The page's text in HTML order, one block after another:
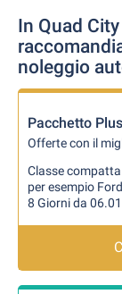
In Quad
noleggio
Pacchetto Plus
Offerte con il
Classe compatta
per esempio
8 Giorni da